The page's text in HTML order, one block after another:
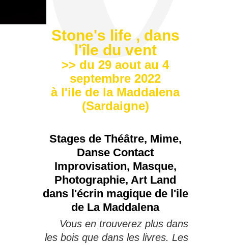
Stone's life , dans
l'île du vent
>> du 29 aout au 4
septembre 2022
à l'ile de la Maddalena
(Sardaigne)
Stages de Théâtre, Mime,
Danse Contact
Improvisation, Masque,
Photographie, Art Land
dans l'écrin magique de l'ile
de La Maddalena
Vous en trouverez plus dans
les bois que dans les livres. Les